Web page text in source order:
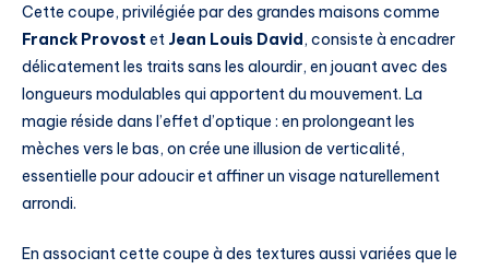
Cette coupe, privilégiée par des grandes maisons comme
Franck Provost et Jean Louis David, consiste à encadrer
délicatement les traits sans les alourdir, en jouant avec des
longueurs modulables qui apportent du mouvement. La
magie réside dans l’effet d’optique : en prolongeant les
mèches vers le bas, on crée une illusion de verticalité,
essentielle pour adoucir et affiner un visage naturellement
arrondi.
En associant cette coupe à des textures aussi variées que le